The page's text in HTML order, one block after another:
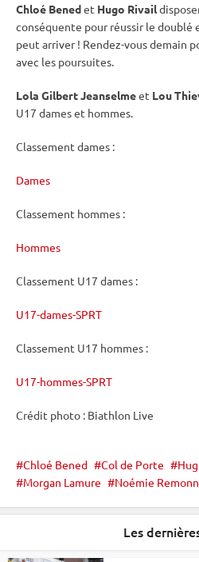
Chloé Benedet Hugo Rivail
conséquente pour réussir le doublé
peut arriver ! Rendez-vous demain
avec les poursuites.
Lola Gilbert Jeanselmeet Lou
U17 dames et hommes.
Classement dames :
Dames
Classement hommes :
Hommes
Classement U17 dames :
U17-dames-SPRT
Classement U17 hommes :
U17-hommes-SPRT
Crédit photo : Biathlon Live
Chloé Bened Col de Porte
Morgan Lamure
Noémie
Les